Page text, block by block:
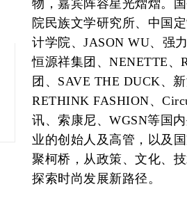
物，嘉宾阵容星光熠熠。
院民族文学研究所、中国
计学院、JASON WU、强
恒源祥集团、NENETTE
团、SAVE THE DUCK、
RETHINK FASHION、
讯、索康尼、WGSN等国
业的创始人及高管，以及
聚柯桥，从政策、文化、
探索时尚发展新路径。